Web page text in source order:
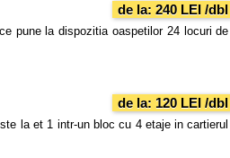
de la: 240 LEI /dbl
pune la dispozitia oaspetilor 24 locuri de
de la: 120 LEI /dbl
la et 1 intr-un bloc cu 4 etaje in cartierul